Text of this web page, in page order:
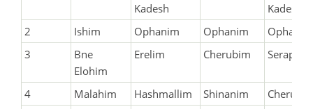
Kadesh
Kadesh
2
Ishim Ophanim Ophanim
Ophanim
3
Bne
Elohim
Erelim Cherubim Seraphim
4 Malahim Hashmallim Shinanim